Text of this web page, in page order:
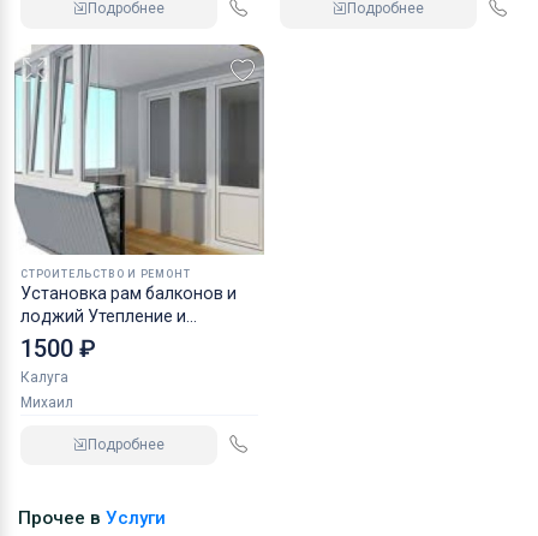
Подробнее Подробнее
СТРОИТЕЛЬСТВО И РЕМОНТ
Установка рам балконов и
лоджий Утепление и
обшивка
1500 ₽
Калуга
Михаил
Подробнее
Прочее в Услуги